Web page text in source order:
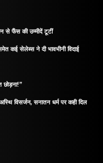
से फैंस की उम्मीदें टूटीं
सेलेब्स ने दी भावभीनी विदाई
छोड़ना!”
विसर्जन, सनातन धर्म पर कही दिल